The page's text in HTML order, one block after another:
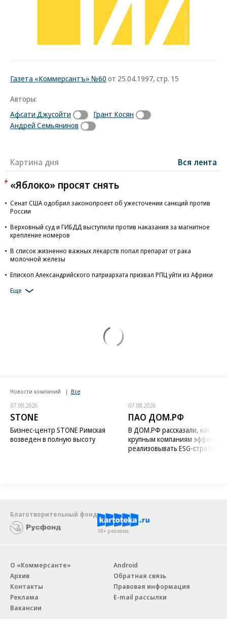
Газета «Коммерсантъ» №60 от 25.04.1997, стр. 15
Авторы:
Афсати Джусойти
Грант Косян
Андрей Семьянинов
Картина дня Вся лента
«Яблоко» просят снять
Сенат США одобрил законопроект об ужесточении санкций против
России
Верховный суд и ГИБДД выступили против наказания за магнитное
крепление номеров
В список жизненно важных лекарств попал препарат от рака
молочной железы
Епископ Александрийского патриархата призвал РПЦ уйти из Африки
Еще
Новости компаний Все
07.08.2026
STONE
Бизнес-центр STONE Римская
возведен в полную высоту
07.08.2026
ПАО ДОМ.РФ
В ДОМ.РФ рассказали, как
крупным компаниям
реализовывать ESG-стратегию
Благотворительный фонд
18+ реклама
О «Коммерсанте»
Архив
Контакты
Реклама
Вакансии
Android
Обратная связь
Правовая информация
E-mail рассылки